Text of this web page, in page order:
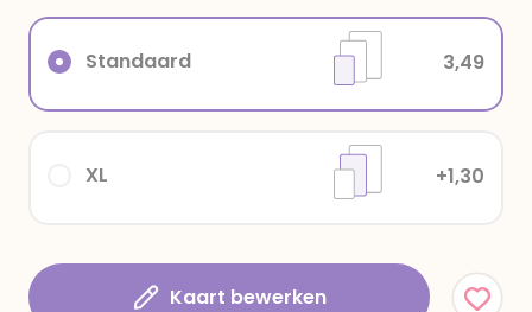
XL +1,30
Standaard 3,49
Kaart bewerken